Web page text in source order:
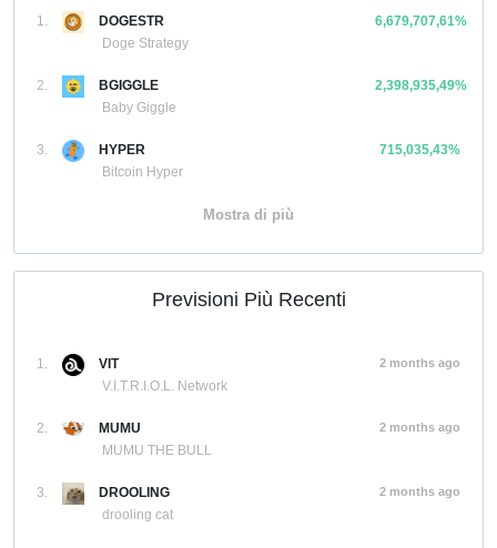
1.
DOGESTR
Doge Strategy
6,679,707,61%
2.
BGIGGLE
Baby Giggle
2,398,935,49%
3.
HYPER
Bitcoin Hyper
715,035,43%
Mostra di più
Previsioni Più Recenti
1.
VIT
V.I.T.R.I.O.L. Network
2 months ago
2.
MUMU
MUMU THE BULL
2 months ago
3.
DROOLING
drooling cat
2 months ago